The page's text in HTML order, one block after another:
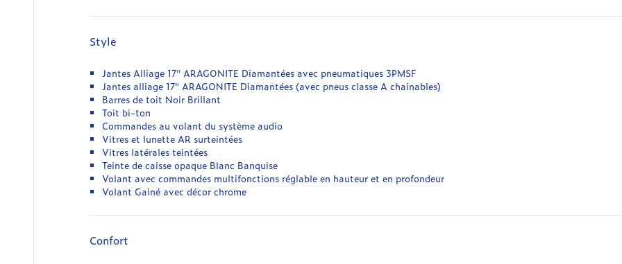
Style
Jantes Alliage 17'' ARAGONITE Diamantées avec pneumatiques 3PMSF
Jantes alliage 17" ARAGONITE Diamantées (avec pneus classe A chainables)
Barres de toit Noir Brillant
Toit bi-ton
Commandes au volant du système audio
Vitres et lunette AR surteintées
Vitres latérales teintées
Teinte de caisse opaque Blanc Banquise
Volant avec commandes multifonctions réglable en hauteur et en profondeur
Volant Gainé avec décor chrome
Confort